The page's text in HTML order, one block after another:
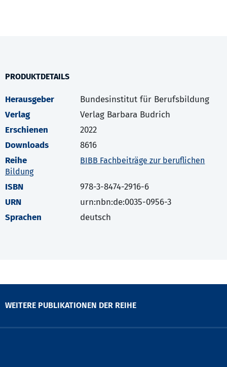
PRODUKTDETAILS
Herausgeber
Bundesinstitut für Berufsbildung
Verlag
Verlag Barbara Budrich
Erschienen
2022
Downloads
8616
Reihe
BIBB Fachbeiträge zur beruflichen
Bildung
ISBN
978-3-8474-2916-6
URN
urn:nbn:de:0035-0956-3
Sprachen
deutsch
WEITERE PUBLIKATIONEN DER REIHE